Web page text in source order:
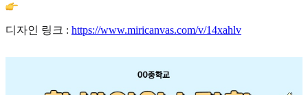
디자인 링크 : https://www.miricanvas.com/v/14xahlv